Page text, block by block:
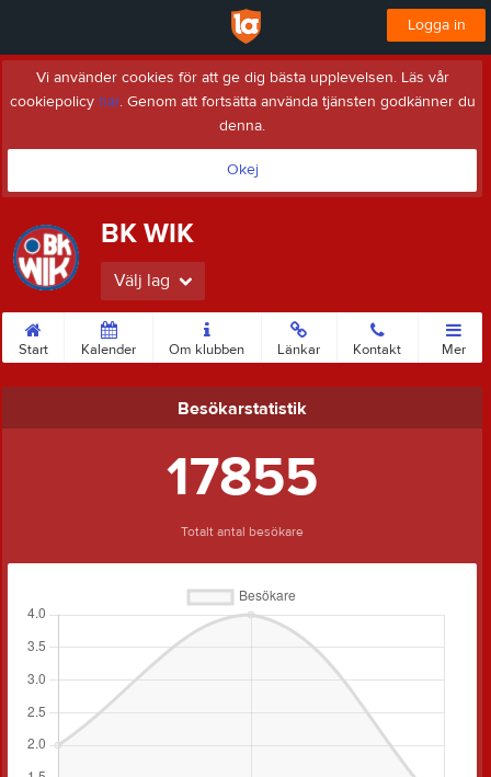
Logga in
Vi använder cookies för att ge dig bästa upplevelsen. Läs vår
cookiepolicy här. Genom att fortsätta använda tjänsten godkänner du
denna.
Okej
BK WIK
Välj lag
Start Kalender Om klubben Länkar Kontakt Mer
Besökarstatistik
17855
Totalt antal besökare